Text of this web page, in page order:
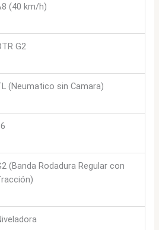
(40 km/h)
G2
(Neumatico sin Camara)
(Banda Rodadura Regular con